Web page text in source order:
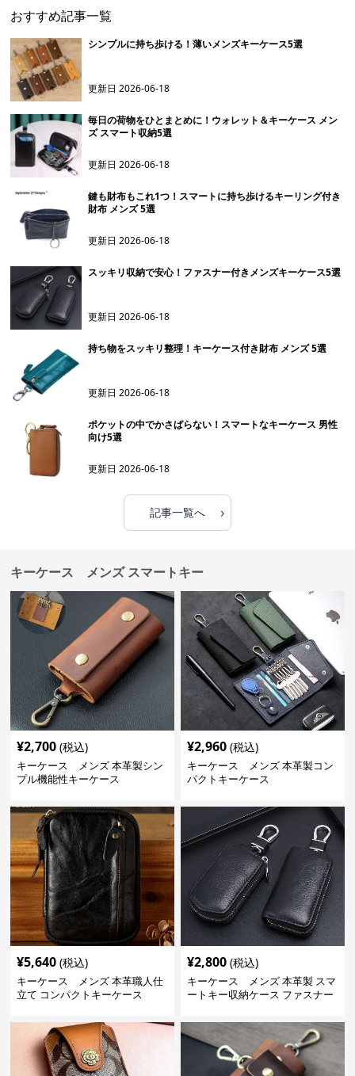
おすすめ記事一覧
シンプルに持ち歩ける！薄いメンズキーケース5選
更新日2026-06-18
毎日の荷物をひとまとめに！ウォレット＆キーケース メン
ズ スマート収納5選
更新日2026-06-18
鍵も財布もこれ1つ！スマートに持ち歩けるキーリング付き
財布 メンズ 5選
更新日2026-06-18
スッキリ収納で安心！ファスナー付きメンズキーケース5選
更新日2026-06-18
持ち物をスッキリ整理！キーケース付き財布 メンズ 5選
更新日2026-06-18
ポケットの中でかさばらない！スマートなキーケース 男性
向け5選
更新日2026-06-18
記事一覧へ ›
キーケース メンズ スマートキー
¥2,700 (税込)
キーケース メンズ 本革製シン
プル機能性キーケース
¥2,960 (税込)
キーケース メンズ 本革製コン
パクトキーケース
¥5,640 (税込)
キーケース メンズ 本革職人仕
立て コンパクトキーケース
¥2,800 (税込)
キーケース メンズ 本革製 スマ
ートキー収納ケース ファスナー